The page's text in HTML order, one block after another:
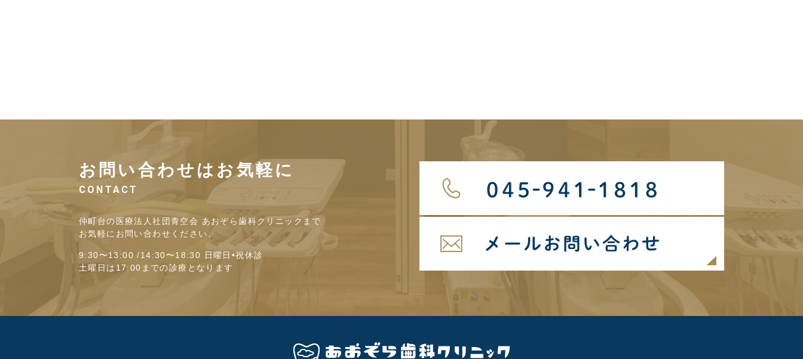
お問い合わせはお気軽に
CONTACT
仲町台の医療法人社団青空会 あおぞら歯科クリニックまで
お気軽にお問い合わせください。
9:30〜13:00 /14:30〜18:30 日曜日•祝休診
土曜日は17:00までの診療となります